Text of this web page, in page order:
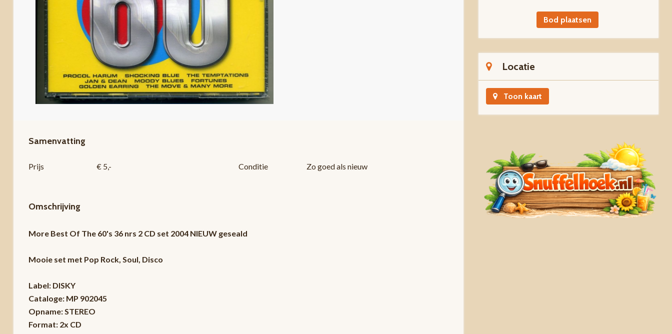
Samenvatting
Prijs € 5,- Conditie Zo goed als nieuw
Omschrijving
More Best Of The 60's 36 nrs 2 CD set 2004 NIEUW geseald
Mooie set met Pop Rock, Soul, Disco
Label: DISKY
Cataloge: MP 902045
Opname: STEREO
Format: 2x CD
Bod plaatsen
Locatie
Toon kaart